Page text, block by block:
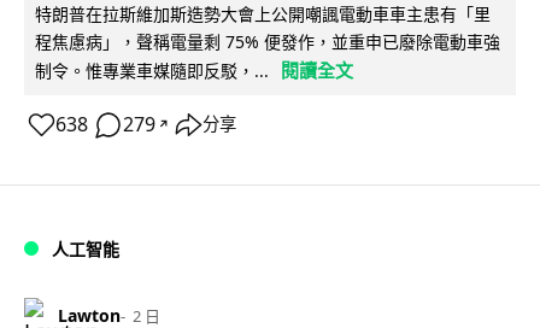
特朗普在拉斯維加斯造勢大會上公開嘲諷電動車車主患有「里
程焦慮病」，聲稱電量剩 75% 便發作，並重申已廢除電動車強
制令。惟專業車媒隨即反駁，...
閱讀全文
638 279 ↗ 分享
人工智能
Lawton 2 日